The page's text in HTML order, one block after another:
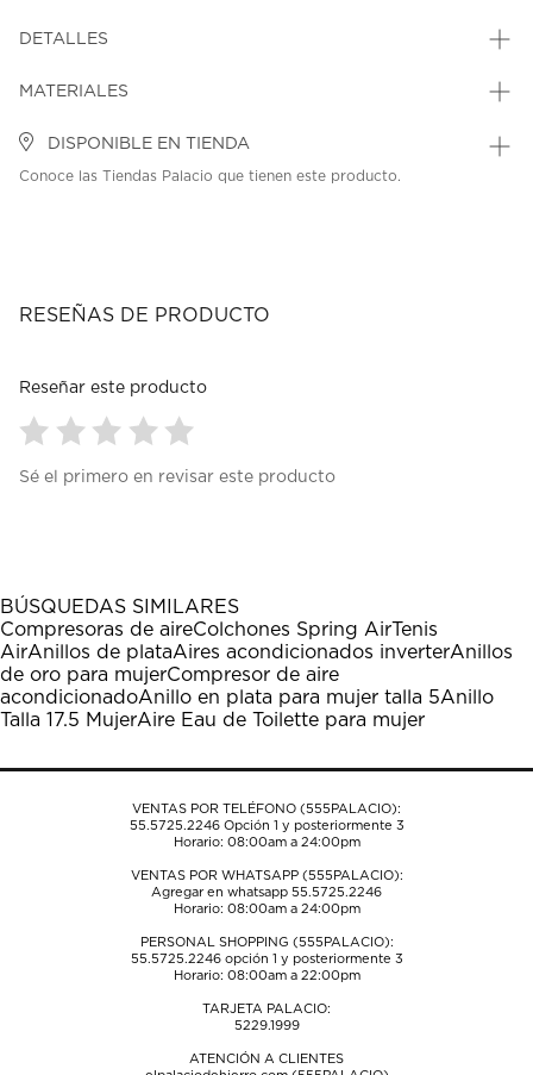
DETALLES
MATERIALES
DISPONIBLE EN TIENDA
Conoce las Tiendas Palacio que tienen este producto.
RESEÑAS DE PRODUCTO
Reseñar este producto
para
1
estrella
Esta
acción
abrirá
el
formulario
envío.
para
estrellas.
Esta
acción
abrirá
el
formulario
envío.
para
estrellas.
Esta
acción
abrirá
el
formulario
envío.
para
estrellas.
Esta
acción
abrirá
el
formulario
envío.
para
estrellas.
Esta
acción
abrirá
el
formulario
envío.
Sé el primero en revisar este producto
BÚSQUEDAS SIMILARES
Compresoras de aireColchones Spring AirTenis
AirAnillos de plataAires acondicionados inverterAnillos
de oro para mujerCompresor de aire
acondicionadoAnillo en plata para mujer talla 5Anillo
Talla 17.5 MujerAire Eau de Toilette para mujer
VENTAS POR TELÉFONO (555PALACIO):
55.5725.2246Opción 1 y posteriormente 3
Horario: 08:00am a 24:00pm
VENTAS POR WHATSAPP (555PALACIO):
Agregar en whatsapp 55.5725.2246
Horario: 08:00am a 24:00pm
PERSONAL SHOPPING (555PALACIO):
55.5725.2246opción 1 y posteriormente 3
Horario: 08:00am a 22:00pm
TARJETA PALACIO:
5229.1999
ATENCIÓN A CLIENTES